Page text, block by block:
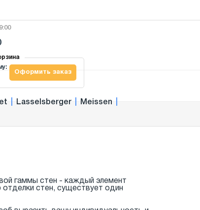
Оформить заказ
Lasselsberger Meissen
гаммы стен - каждый элемент
стен, существует один